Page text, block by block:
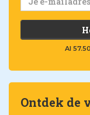
Al
Ontdek de